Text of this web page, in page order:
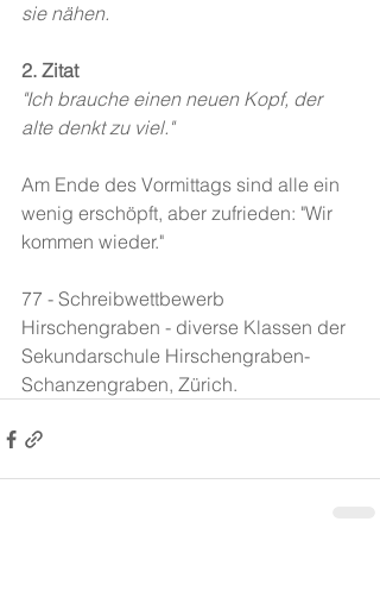
sie nähen.
2. Zitat
"Ich brauche einen neuen Kopf, der
alte denkt zu viel."
Am Ende des Vormittags sind alle ein
wenig erschöpft, aber zufrieden: "Wir
kommen wieder."
77 - Schreibwettbewerb
Hirschengraben - diverse Klassen der
Sekundarschule Hirschengraben-
Schanzengraben, Zürich.